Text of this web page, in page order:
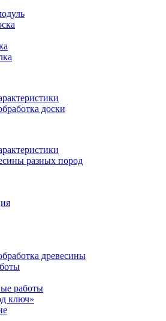
доски
разных пород
древесины
работы
ключ»